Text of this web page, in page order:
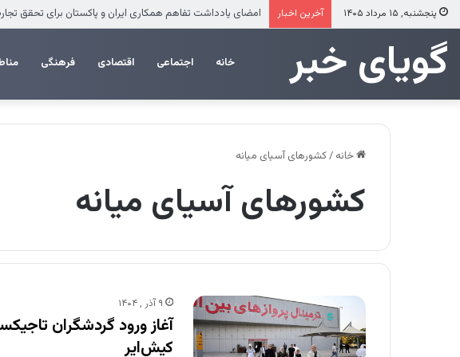
پنجشنبه, ۱۵ مرداد ۱۴۰۵ آخرین اخبار ضرب‌الاجل مدیرعامل سازمان منطقه آزاد انزلی برای تکمیل
‌‌‌گویای خبر خانه اجتماعی اقتصادی فرهنگی
خانه /کشورهای آسیای میانه
کشورهای آسیای میانه
۹ آذر , ۱۴۰۴
آغاز ورود گردشگران
کیش‌ایر